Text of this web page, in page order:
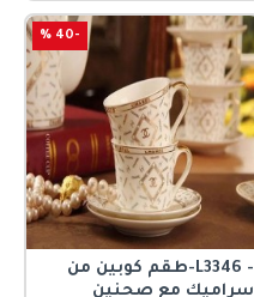
-40 %
- L3346-طقم كوبين من
سراميك مع صحنين